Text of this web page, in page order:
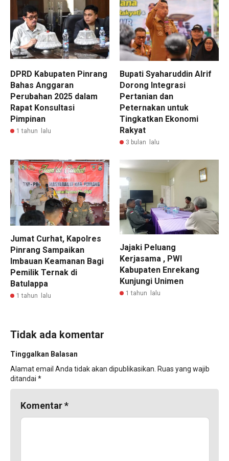
DPRD Kabupaten Pinrang
Bahas Anggaran
Perubahan 2025 dalam
Rapat Konsultasi
Pimpinan
1 tahun lalu
Bupati Syaharuddin Alrif
Dorong Integrasi
Pertanian dan
Peternakan untuk
Tingkatkan Ekonomi
Rakyat
3 bulan lalu
Jumat Curhat, Kapolres
Pinrang Sampaikan
Imbauan Keamanan Bagi
Pemilik Ternak di
Batulappa
1 tahun lalu
Jajaki Peluang
Kerjasama , PWI
Kabupaten Enrekang
Kunjungi Unimen
1 tahun lalu
Tidak ada komentar
Tinggalkan Balasan
Alamat email Anda tidak akan dipublikasikan. Ruas yang wajib
ditandai *
Komentar*